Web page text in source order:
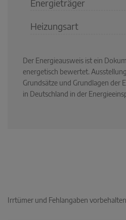
Energieträger
Heizungsart
Der Energieausweis ist ein
energetisch bewertet.
Grundsätze und Grundlagen der
in Deutschland in der
Irrtümer und Fehlangaben